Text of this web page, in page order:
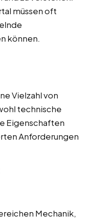
müssen oft
können.
Vielzahl von
technische
Eigenschaften
Anforderungen
Mechanik,